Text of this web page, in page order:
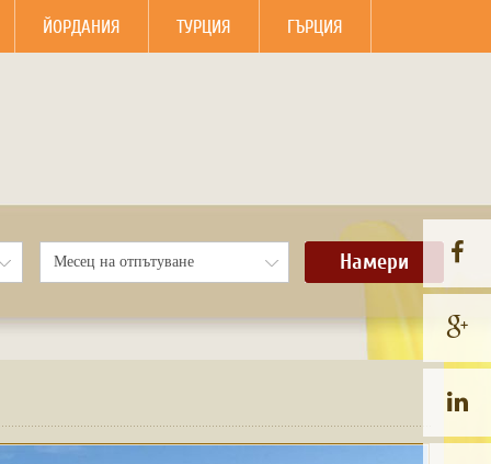
ЙОРДАНИЯ ТУРЦИЯ ГЪРЦИЯ
Намери